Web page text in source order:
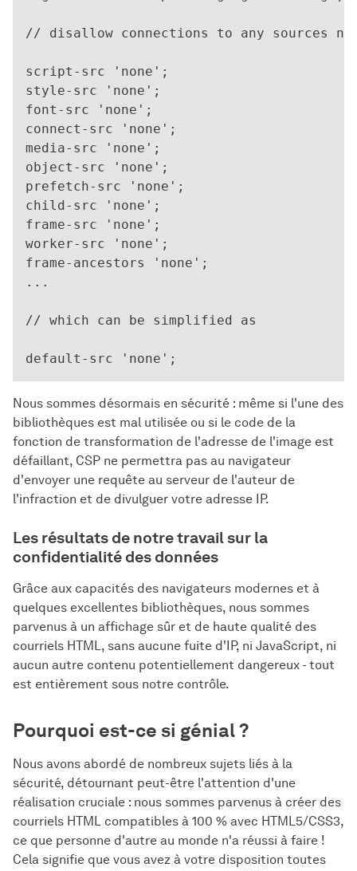
// disallow connections to any sources
script-src 'none';
style-src 'none';
font-src 'none';
connect-src 'none';
media-src 'none';
object-src 'none';
prefetch-src 'none';
child-src 'none';
frame-src 'none';
worker-src 'none';
frame-ancestors 'none';
...
// which can be simplified as
Nous sommes désormais en sécurité : même si l'une des
bibliothèques est mal utilisée ou si le code de la
fonction de transformation de l'adresse de l'image est
défaillant, CSP ne permettra pas au navigateur
d'envoyer une requête au serveur de l'auteur de
l'infraction et de divulguer votre adresse IP.
Les résultats de notre travail sur la
confidentialité des données
Grâce aux capacités des navigateurs modernes et à
quelques excellentes bibliothèques, nous sommes
parvenus à un affichage sûr et de haute qualité des
courriels HTML, sans aucune fuite d'IP, ni JavaScript, ni
aucun autre contenu potentiellement dangereux - tout
est entièrement sous notre contrôle.
Pourquoi est-ce si génial ?
Nous avons abordé de nombreux sujets liés à la
sécurité, détournant peut-être l'attention d'une
réalisation cruciale : nous sommes parvenus à créer des
courriels HTML compatibles à 100 % avec HTML5/CSS3,
ce que personne d'autre au monde n'a réussi à faire !
Cela signifie que vous avez à votre disposition toutes